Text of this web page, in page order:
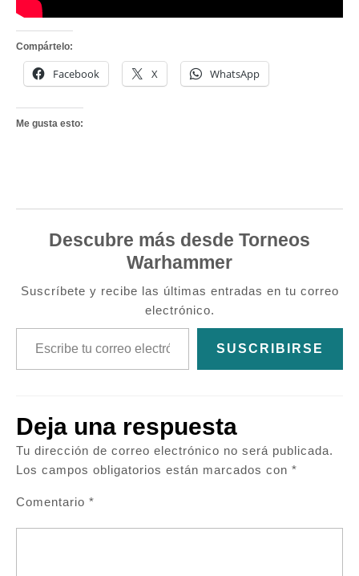
Compártelo:
Facebook X WhatsApp
Me gusta esto:
Descubre más desde Torneos
Warhammer
Suscríbete y recibe las últimas entradas en tu correo
electrónico.
Escribe tu correo electrónico…
SUSCRIBIRSE
Deja una respuesta
Tu dirección de correo electrónico no será publicada.
Los campos obligatorios están marcados con *
Comentario *